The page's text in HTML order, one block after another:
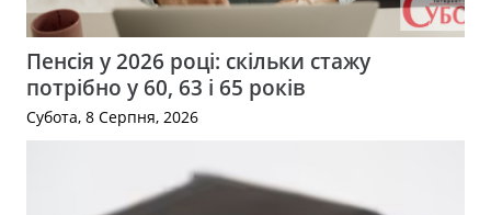
Пенсія у 2026 році: скільки стажу
потрібно у 60, 63 і 65 років
Субота, 8 Серпня, 2026